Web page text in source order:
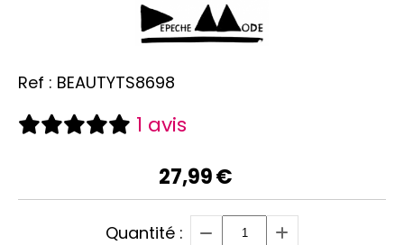
Ref : BEAUTYTS8698
1 avis
27,99€
Quantité :